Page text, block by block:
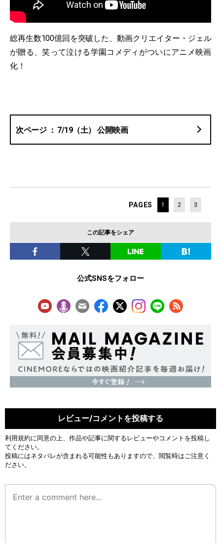
総再生数100億回を突破した、動画クリエイター・ジェル
が贈る、笑って泣ける学園コメディがついにアニメ映画
化！
7/19（土） 公開映画
PAGES 1 2 3
この記事をシェア
公式SNSをフォロー
レビュー/コメントを投稿する
利用規約に同意の上、作品や記事に関するレビューやコメントを投稿し
てください。
投稿にはネタバレが含まれる可能性もありますので、閲覧時はご注意く
ださい。